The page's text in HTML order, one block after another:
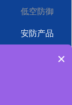
低空防御
安防产品
电子反制系统
×